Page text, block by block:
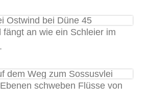
fängt an wie ein Schleier im
schweben Flüsse von